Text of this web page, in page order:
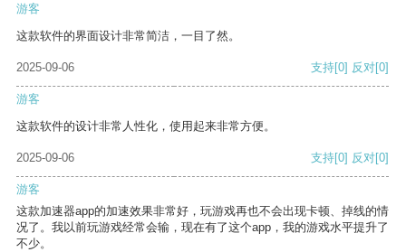
游客
这款软件的界面设计非常简洁，一目了然。
2025-09-06 支持[0] 反对[0]
游客
这款软件的设计非常人性化，使用起来非常方便。
2025-09-06 支持[0] 反对[0]
游客
这款加速器app的加速效果非常好，玩游戏再也不会出现卡顿、掉线的情
况了。我以前玩游戏经常会输，现在有了这个app，我的游戏水平提升了
不少。